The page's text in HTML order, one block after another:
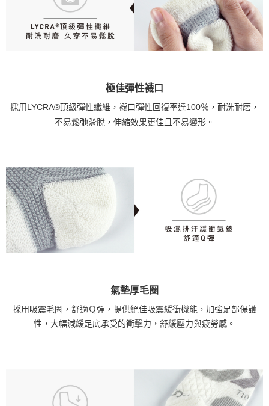
極佳彈性襪口
採用LYCRA®頂級彈性纖維，襪口彈性回復率達100％，耐洗耐磨，
不易鬆弛滑脫，伸縮效果更佳且不易變形。
氣墊厚毛圈
採用吸震毛圈，舒適Ｑ彈，提供絕佳吸震緩衝機能，加強足部保護
性，大幅減緩足底承受的衝擊力，舒緩壓力與疲勞感。